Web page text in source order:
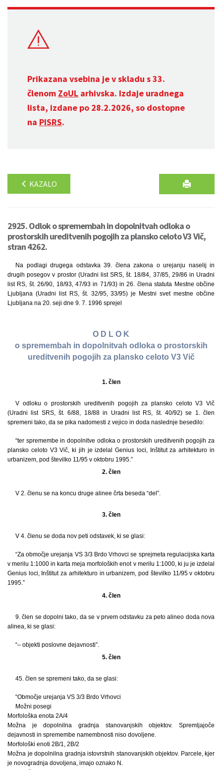
Prikazana vsebina je v skladu s 33.
členom ZoUL arhivska. Izdaje uradnega
lista, izdane po 28.2.2026, so dostopne
na PISRS.
KAZALO
2925. Odlok o spremembah in dopolnitvah odloka o
prostorskih ureditvenih pogojih za plansko celoto V3 Vič,
stran 4262.
Na podlagi drugega odstavka 39. člena zakona o urejanju naselij in
drugih posegov v prostor (Uradni list SRS, št. 18/84, 37/85, 29/86 in Uradni
list RS, št. 26/90, 18/93, 47/93 in 71/93) in 26. člena statuta Mestne občine
Ljubljana (Uradni list RS, št. 32/95, 33/95) je Mestni svet mestne občine
Ljubljana na 20. seji dne 9. 7. 1996 sprejel
O D L O K
o spremembah in dopolnitvah odloka o prostorskih
ureditvenih pogojih za plansko celoto V3 Vič
1. člen
V odloku o prostorskih ureditvenih pogojih za plansko celoto V3 Vič
(Uradni list SRS, št. 6/88, 18/88 in Uradni list RS, št. 40/92) se 1. člen
spremeni tako, da se pika nadomesti z vejico in doda naslednje besedilo:
“ter spremembe in dopolnitve odloka o prostorskih ureditvenih pogojih za
plansko celoto V3 Vič, ki jih je izdelal Genius loci, Inštitut za arhitekturo in
urbanizem, pod številko 11/95 v oktobru 1995.”
2. člen
V 2. členu se na koncu druge alinee črta beseda “del”.
3. člen
V 4. členu se doda nov peti odstavek, ki se glasi:
“Za območje urejanja VS 3/3 Brdo Vrhovci se sprejmeta regulacijska karta
v merilu 1:1000 in karta meja morfoloških enot v merilu 1:1000, ki ju je izdelal
Genius loci, Inštitut za arhitekturo in urbanizem, pod številko 11/95 v oktobru
1995.”
4. člen
9. člen se dopolni tako, da se v prvem odstavku za peto alineo doda nova
alinea, ki se glasi:
“– objekti poslovne dejavnosti”.
5. člen
45. člen se spremeni tako, da se glasi:
“Območje urejanja VS 3/3 Brdo Vrhovci
Možni posegi
Morfološka enota 2A/4
Možna je dopolnilna gradnja stanovanjskih objektov. Spremljajoče
dejavnosti in spremembe namembnosti niso dovoljene.
Morfološki enoti 2B/1, 2B/2
Možna je dopolnilna gradnja istovrstnih stanovanjskih objektov. Parcele, kjer
je novogradnja dovoljena, imajo oznako N.